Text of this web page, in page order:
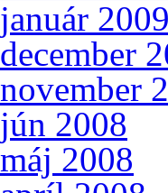
január 2009
december
november
jún 2008
máj 2008